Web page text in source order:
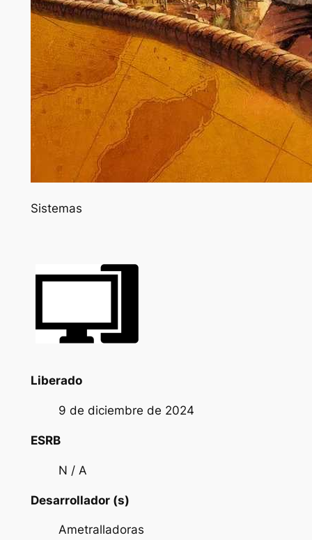
Sistemas
Liberado
9 de diciembre de 2024
ESRB
N / A
Desarrollador (s)
Ametralladoras